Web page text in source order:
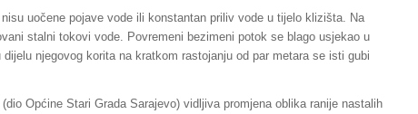
uočene pojave vode ili konstantan priliv vode u tijelo klizišta. Na
stalni tokovi vode. Povremeni bezimeni potok se blago usjekao u
njegovog korita na kratkom rastojanju od par metara se isti gubi
Općine Stari Grada Sarajevo) vidljiva promjena oblika ranije nastalih